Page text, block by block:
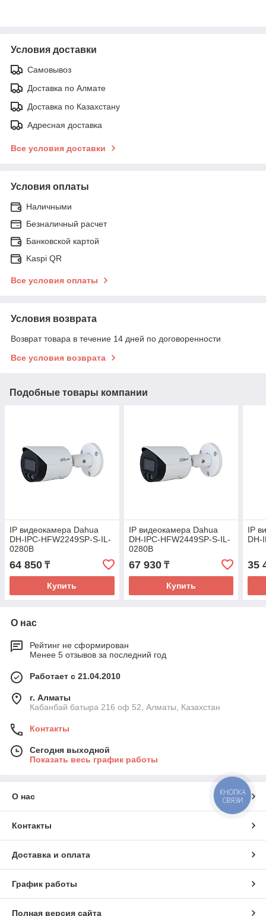
Условия доставки
Самовывоз
Доставка по Алмате
Доставка по Казахстану
Адресная доставка
Все условия доставки
Условия оплаты
Наличными
Безналичный расчет
Банковской картой
Kaspi QR
Все условия оплаты
Условия возврата
Возврат товара в течение 14 дней по договоренности
Все условия возврата
Подобные товары компании
IP видеокамера Dahua
DH-IPC-HFW2249SP-S-IL-
0280B
64 850 ₸
Купить
IP видеокамера Dahua
DH-IPC-HFW2449SP-S-IL-
0280B
67 930₸
Купить
IP
DH-
35
О нас
Рейтинг не сформирован
Менее 5 отзывов за последний год
Работает с 21.04.2010
г. Алматы
Кабанбай батыра 216 оф 52, Алматы, Казахстан
Контакты
Сегодня выходной
Показать весь график работы
О нас
Контакты
Доставка и оплата
График работы
Полная версия сайта
КНОПКА
СВЯЗИ